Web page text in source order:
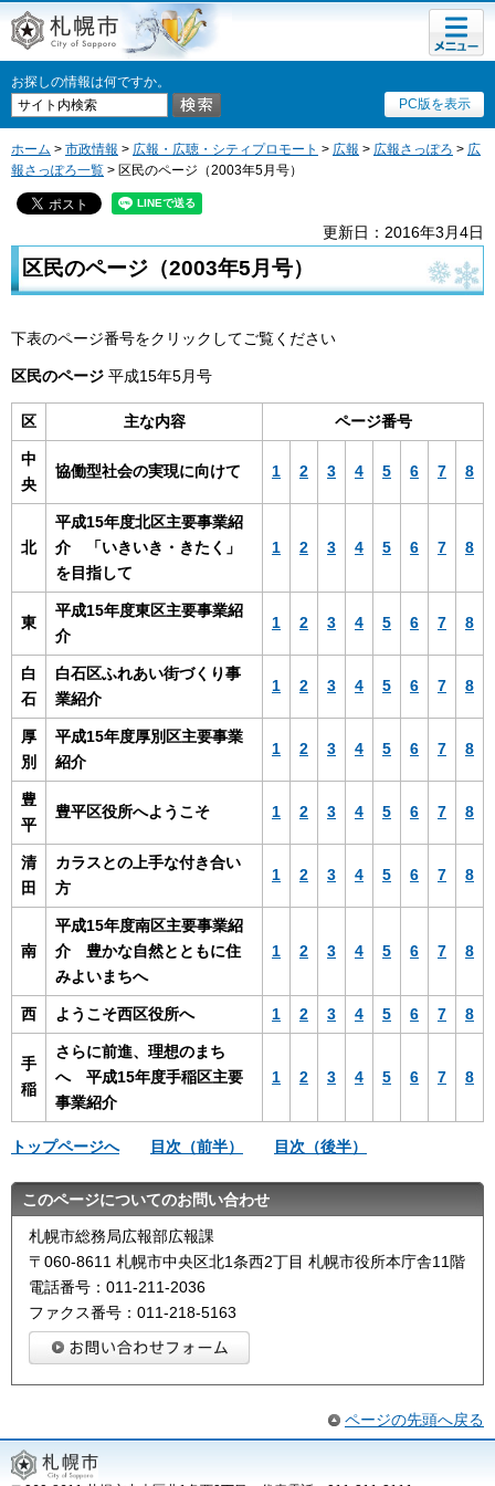
札幌市
お探しの情報は何ですか。
PC版を表示
メニュ
ー
ホーム > 市政情報 > 広報・広聴・シティプロモート > 広報 > 広報さっぽろ > 広
報さっぽろ一覧 > 区民のページ（2003年5月号）
更新日：2016年3月4日
区民のページ（2003年5月号）
下表のページ番号をクリックしてご覧ください
区民のページ 平成15年5月号
区 主な内容 ページ番号
中
央
協働型社会の実現に向けて 1 2 3 4 5 6 7 8
北
平成15年度北区主要事業紹
介 「いきいき・きたく」
を目指して
1 2 3 4 5 6 7 8
東
平成15年度東区主要事業紹
介
1 2 3 4 5 6 7 8
白
石
白石区ふれあい街づくり事
業紹介
1 2 3 4 5 6 7 8
厚
別
平成15年度厚別区主要事業
紹介
1 2 3 4 5 6 7 8
豊
平
豊平区役所へようこそ 1 2 3 4 5 6 7 8
清
田
カラスとの上手な付き合い
方
1 2 3 4 5 6 7 8
南
平成15年度南区主要事業紹
介 豊かな自然とともに住
みよいまちへ
1 2 3 4 5 6 7 8
西 ようこそ西区役所へ 1 2 3 4 5 6 7 8
手
稲
さらに前進、理想のまち
へ 平成15年度手稲区主要
事業紹介
1 2 3 4 5 6 7 8
トップページへ 目次（前半） 目次（後半）
このページについてのお問い合わせ
札幌市総務局広報部広報課
〒060-8611 札幌市中央区北1条西2丁目 札幌市役所本庁舎11階
電話番号：011-211-2036
ファクス番号：011-218-5163
ページの先頭へ戻る